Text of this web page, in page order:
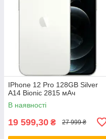
IPhone 12 Pro 128GB Silver
A14 Bionic 2815 мАч
В наявності
19 599,30 ₴ 27 999 ₴